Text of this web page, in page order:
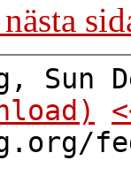
Sun